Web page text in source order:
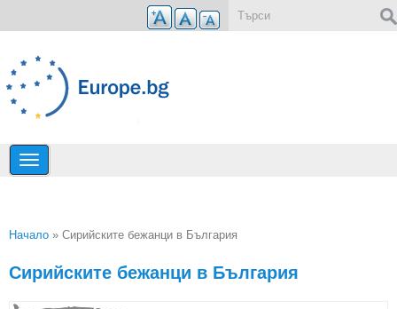
Премини към основното съдържание
Начало » Сирийските бежанци в България
Сирийските бежанци в България